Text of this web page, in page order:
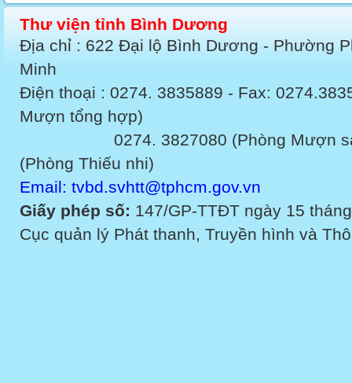
Thư viện tỉnh Bình Dương
Địa chỉ : 622 Đại lộ Bình Dương - Phường
Minh
Điện thoại : 0274. 3835889 - Fax:
Mượn tổng hợp)
0274. 3827080 (Phòng Mượn sách
(Phòng Thiếu nhi)
Email: tvbd.svhtt@tphcm.gov.vn
Giấy phép số: 147/GP-TTĐT ngày 15
Cục quản lý Phát thanh, Truyền hình và